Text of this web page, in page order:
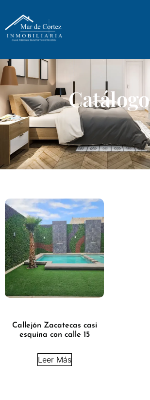
Catálogo
Callejón Zacatecas casi
esquina con calle 15
Leer Más